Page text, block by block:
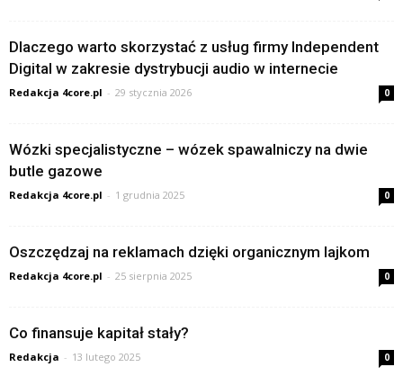
Dlaczego warto skorzystać z usług firmy Independent
Digital w zakresie dystrybucji audio w internecie
Redakcja 4core.pl - 29 stycznia 2026 0
Wózki specjalistyczne – wózek spawalniczy na dwie
butle gazowe
Redakcja 4core.pl - 1 grudnia 2025 0
Oszczędzaj na reklamach dzięki organicznym lajkom
Redakcja 4core.pl - 25 sierpnia 2025 0
Co finansuje kapitał stały?
Redakcja - 13 lutego 2025 0